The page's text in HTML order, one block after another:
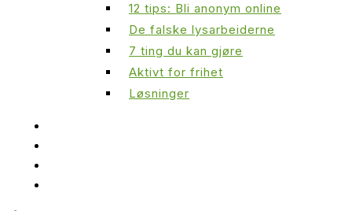
12 tips: Bli anonym online
De falske lysarbeiderne
7 ting du kan gjøre
Aktivt for frihet
Løsninger